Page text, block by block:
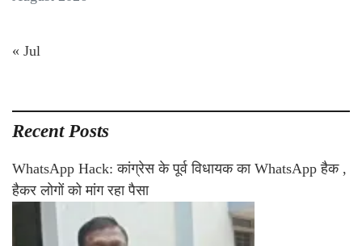
« Jul
Recent Posts
WhatsApp Hack: कांग्रेस के पूर्व विधायक का WhatsApp हैक ,
हैकर लोगों को मांग रहा पैसा